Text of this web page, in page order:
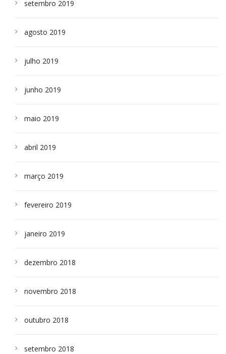
setembro 2019
agosto 2019
julho 2019
junho 2019
maio 2019
abril 2019
março 2019
fevereiro 2019
janeiro 2019
dezembro 2018
novembro 2018
outubro 2018
setembro 2018